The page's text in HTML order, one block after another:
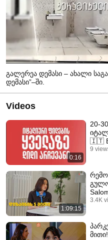
გალერეა დემასი – ახალი
დემასი”–ში.
Videos
0:16
20-
🇮🇹
9
1:09:15
3.4K
მითი! - The Biggest Parquet